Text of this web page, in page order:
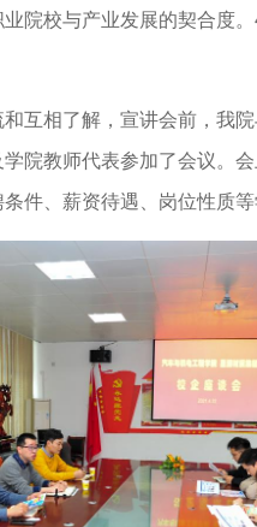
院校与产业发展的契合度
互相了解，宣讲会前，我
院教师代表参加了会议。
件、薪资待遇、岗位性质